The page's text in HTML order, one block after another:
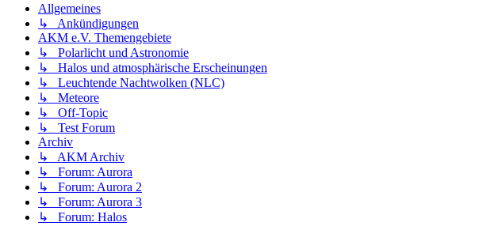
Allgemeines
↳ Ankündigungen
AKM e.V. Themengebiete
↳ Polarlicht und Astronomie
↳ Halos und atmosphärische Erscheinungen
↳ Leuchtende Nachtwolken (NLC)
↳ Meteore
↳ Off-Topic
↳ Test Forum
Archiv
↳ AKM Archiv
↳ Forum: Aurora
↳ Forum: Aurora 2
↳ Forum: Aurora 3
↳ Forum: Halos